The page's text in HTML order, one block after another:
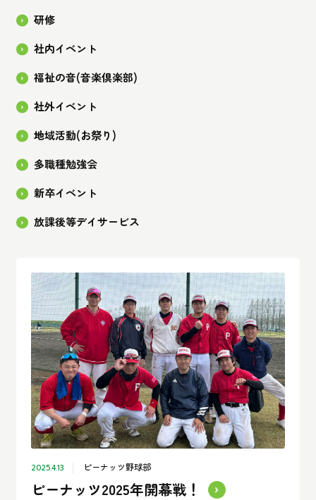
2025.4.13 ピーナッツ野球部
ピーナッツ2025年開幕戦！
研修
社内イベント
福祉の音(音楽倶楽部)
社外イベント
地域活動(お祭り)
多職種勉強会
新卒イベント
放課後等デイサービス